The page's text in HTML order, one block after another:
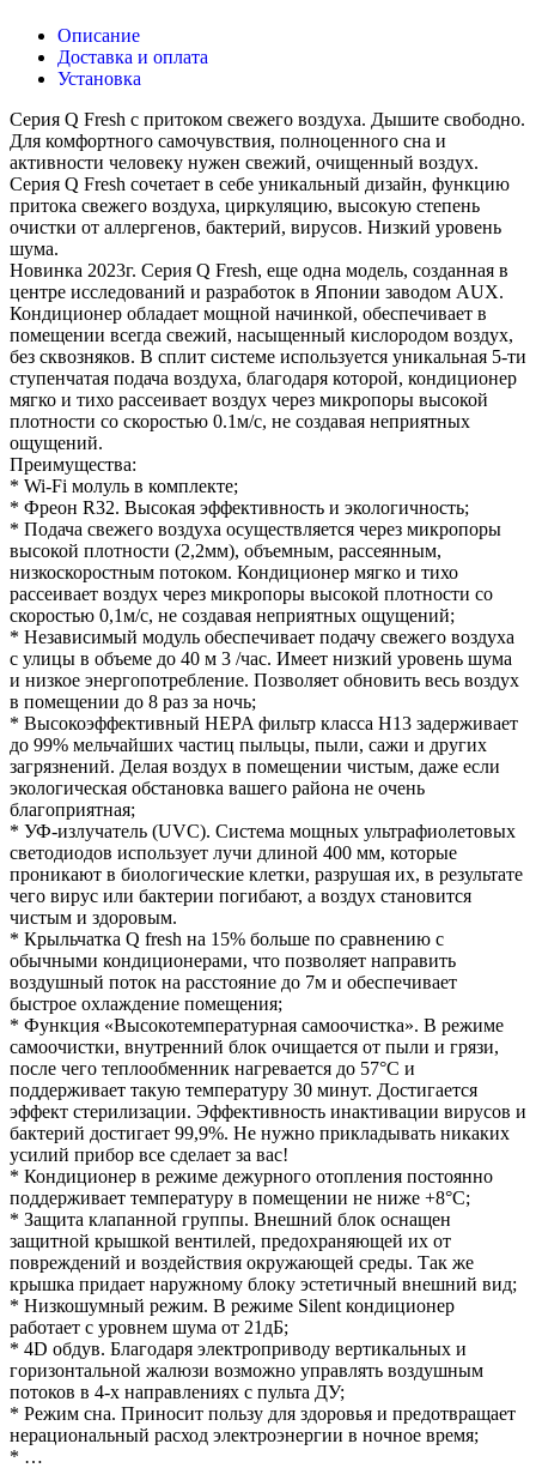
Описание
Доставка и оплата
Установка
Серия Q Fresh с притоком свежего воздуха. Дышите свободно.
Для комфортного самочувствия, полноценного сна и
активности человеку нужен свежий, очищенный воздух.
Серия Q Fresh сочетает в себе уникальный дизайн, функцию
притока свежего воздуха, циркуляцию, высокую степень
очистки от аллергенов, бактерий, вирусов. Низкий уровень
шума.
Новинка 2023г. Серия Q Fresh, еще одна модель, созданная в
центре исследований и разработок в Японии заводом AUX.
Кондиционер обладает мощной начинкой, обеспечивает в
помещении всегда свежий, насыщенный кислородом воздух,
без сквозняков. В сплит системе используется уникальная 5-ти
ступенчатая подача воздуха, благодаря которой, кондиционер
мягко и тихо рассеивает воздух через микропоры высокой
плотности со скоростью 0.1м/с, не создавая неприятных
ощущений.
Преимущества:
* Wi-Fi молуль в комплекте;
* Фреон R32. Высокая эффективность и экологичность;
* Подача свежего воздуха осуществляется через микропоры
высокой плотности (2,2мм), объемным, рассеянным,
низкоскоростным потоком. Кондиционер мягко и тихо
рассеивает воздух через микропоры высокой плотности со
скоростью 0,1м/с, не создавая неприятных ощущений;
* Независимый модуль обеспечивает подачу свежего воздуха
с улицы в объеме до 40 м 3 /час. Имеет низкий уровень шума
и низкое энергопотребление. Позволяет обновить весь воздух
в помещении до 8 раз за ночь;
* Высокоэффективный HEPA фильтр класса H13 задерживает
до 99% мельчайших частиц пыльцы, пыли, сажи и других
загрязнений. Делая воздух в помещении чистым, даже если
экологическая обстановка вашего района не очень
благоприятная;
* УФ-излучатель (UVC). Система мощных ультрафиолетовых
светодиодов использует лучи длиной 400 мм, которые
проникают в биологические клетки, разрушая их, в результате
чего вирус или бактерии погибают, а воздух становится
чистым и здоровым.
* Крыльчатка Q fresh на 15% больше по сравнению с
обычными кондиционерами, что позволяет направить
воздушный поток на расстояние до 7м и обеспечивает
быстрое охлаждение помещения;
* Функция «Высокотемпературная самоочистка». В режиме
самоочистки, внутренний блок очищается от пыли и грязи,
после чего теплообменник нагревается до 57°С и
поддерживает такую температуру 30 минут. Достигается
эффект стерилизации. Эффективность инактивации вирусов и
бактерий достигает 99,9%. Не нужно прикладывать никаких
усилий прибор все сделает за вас!
* Кондиционер в режиме дежурного отопления постоянно
поддерживает температуру в помещении не ниже +8°С;
* Защита клапанной группы. Внешний блок оснащен
защитной крышкой вентилей, предохраняющей их от
повреждений и воздействия окружающей среды. Так же
крышка придает наружному блоку эстетичный внешний вид;
* Низкошумный режим. В режиме Silent кондиционер
работает с уровнем шума от 21дБ;
* 4D обдув. Благодаря электроприводу вертикальных и
горизонтальной жалюзи возможно управлять воздушным
потоков в 4-х направлениях с пульта ДУ;
* Режим сна. Приносит пользу для здоровья и предотвращает
нерациональный расход электроэнергии в ночное время;
* …